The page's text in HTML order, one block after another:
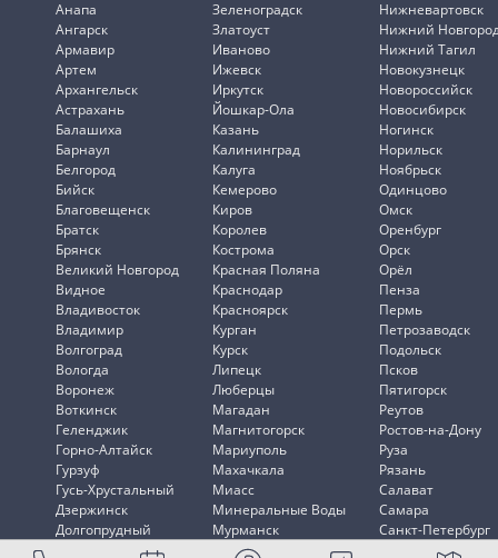
Анапа
Ангарск
Армавир
Артем
Архангельск
Астрахань
Балашиха
Барнаул
Белгород
Бийск
Благовещенск
Братск
Брянск
Великий Новгород
Видное
Владивосток
Владимир
Волгоград
Вологда
Воронеж
Воткинск
Геленджик
Горно-Алтайск
Гурзуф
Гусь-Хрустальный
Дзержинск
Долгопрудный
Зеленоградск
Златоуст
Иваново
Ижевск
Иркутск
Йошкар-Ола
Казань
Калининград
Калуга
Кемерово
Киров
Королев
Кострома
Красная Поляна
Краснодар
Красноярск
Курган
Курск
Липецк
Люберцы
Магадан
Магнитогорск
Мариуполь
Махачкала
Миасс
Минеральные Воды
Мурманск
Мытищи
Нижневартовск
Нижний
Нижний Тагил
Новокузнецк
Новороссийск
Новосибирск
Ногинск
Норильск
Ноябрьск
Одинцово
Омск
Оренбург
Орск
Орёл
Пенза
Пермь
Петрозаводск
Подольск
Псков
Пятигорск
Реутов
Ростов-на-Дону
Руза
Рязань
Салават
Самара
Санкт-Петербург